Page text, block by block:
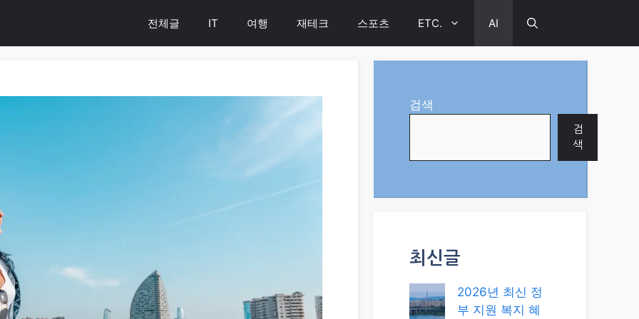
전체글 IT 여행 재테크 스포츠 ETC. AI
검색
검
색
최신글
2026년 최신 정
부 지원 복지 혜